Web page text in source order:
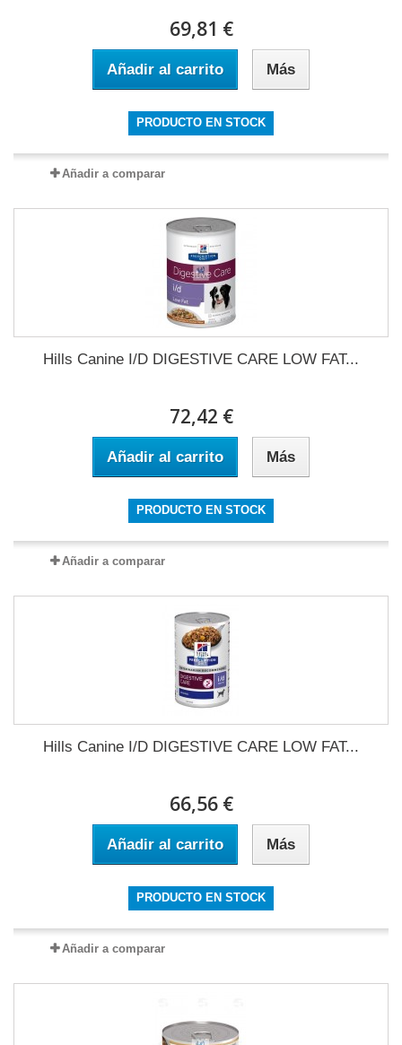
69,81 €
Añadir al carrito Más
PRODUCTO EN STOCK
Añadir a comparar
Hills Canine I/D DIGESTIVE CARE LOW FAT...
72,42 €
Añadir al carrito Más
PRODUCTO EN STOCK
Añadir a comparar
Hills Canine I/D DIGESTIVE CARE LOW FAT...
66,56 €
Añadir al carrito Más
PRODUCTO EN STOCK
Añadir a comparar